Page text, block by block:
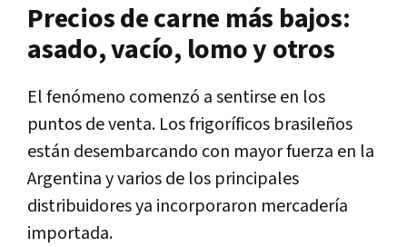
Precios de carne más bajos:
asado, vacío, lomo y otros
El fenómeno comenzó a sentirse en los
puntos de venta. Los frigoríficos brasileños
están desembarcando con mayor fuerza en la
Argentina y varios de los principales
distribuidores ya incorporaron mercadería
importada.